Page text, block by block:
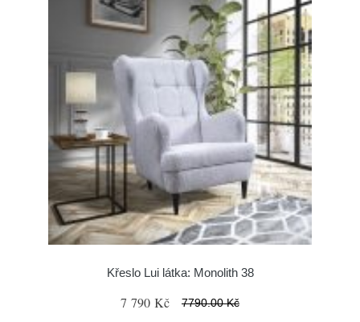
Křeslo Lui látka: Monolith 38
7 790 Kč 7790.00 Kč